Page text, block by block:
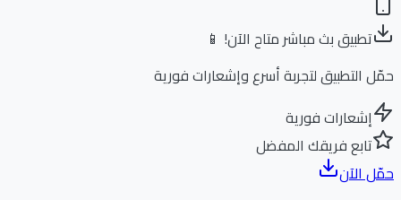
تطبيق بث مباشر متاح الآن! 📱
التطبيق لتجربة أسرع وإشعارات فورية
إشعارات فورية
تابع فريقك المفضل
الآن